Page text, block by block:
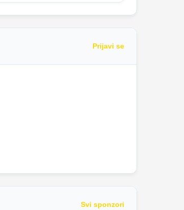
Prijavi se
Svi sponzori